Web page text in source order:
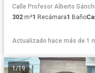
Calle Profesor Alberto
302 m²1 Recámara1 Baño
Actualizado hace más de 1
1/19